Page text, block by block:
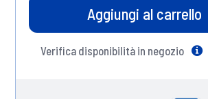
Aggiungi al carrello
Verifica disponibilità in negozio